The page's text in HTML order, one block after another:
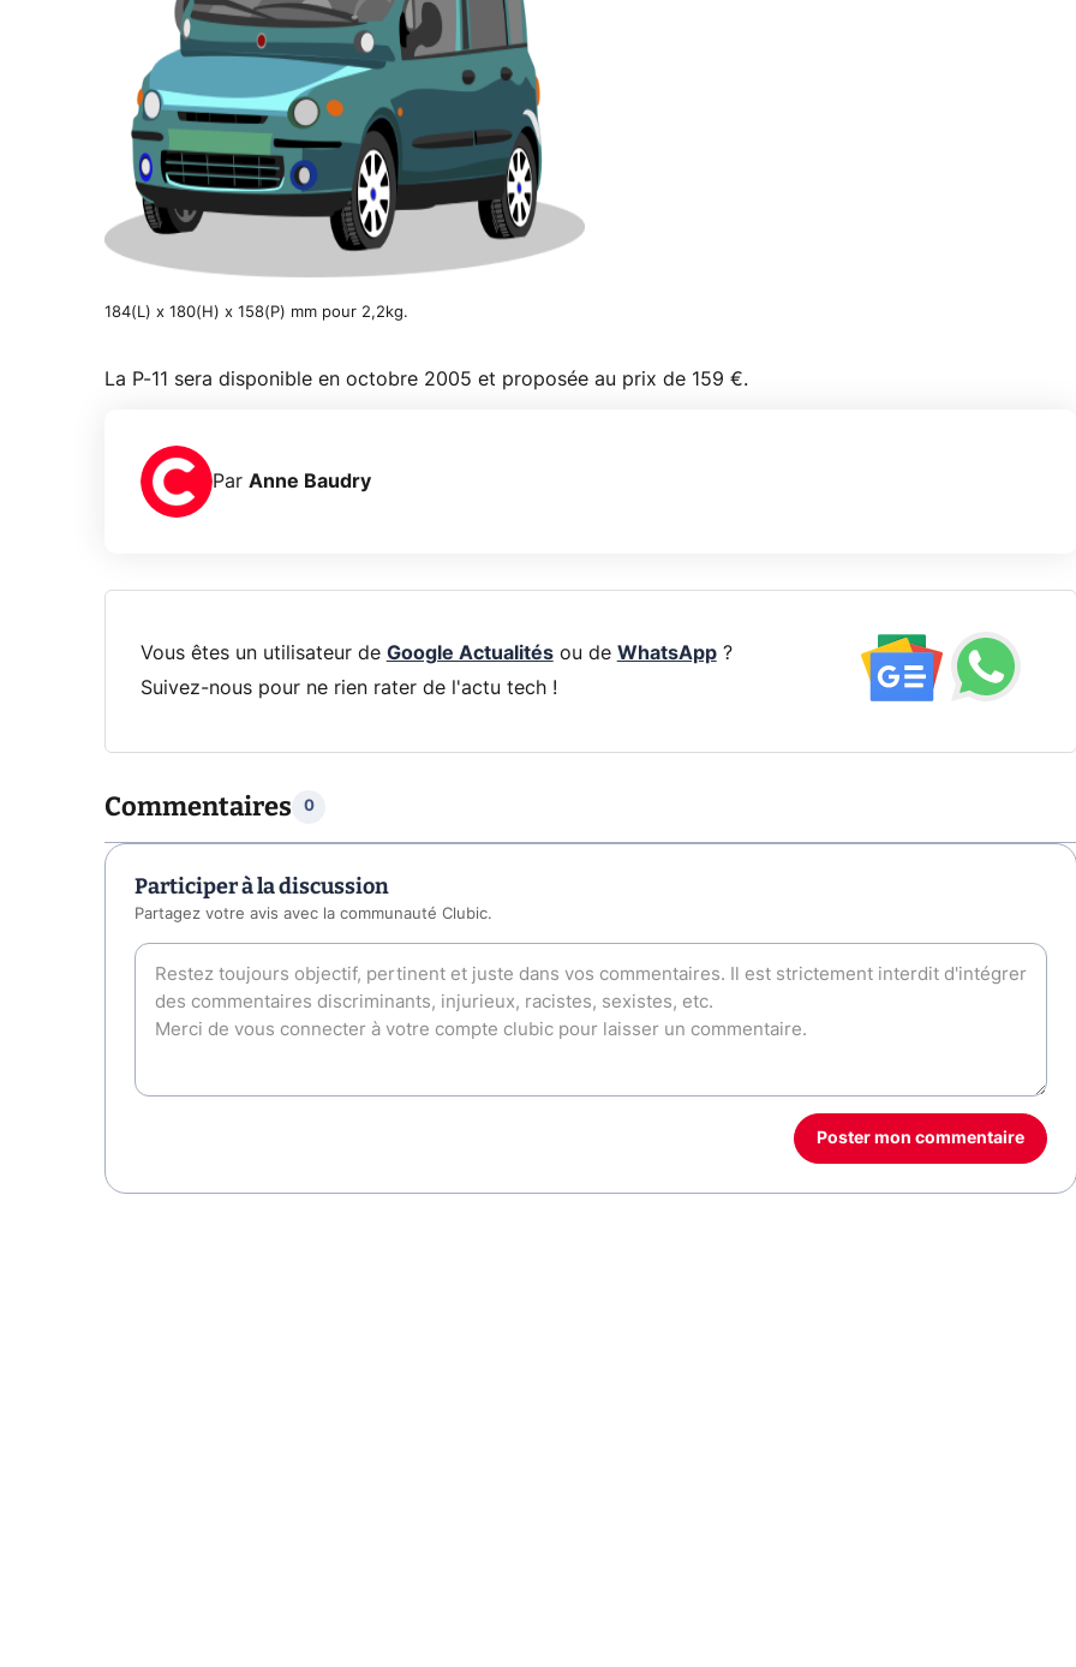
184(L) x 180(H) x 158(P) mm pour 2,2kg.
La P-11 sera disponible en octobre 2005 et proposée au prix de 159 €.
Par Anne Baudry
Vous êtes un utilisateur de Google Actualitésou de WhatsApp?
Suivez-nous pour ne rien rater de l'actu tech !
Commentaires 0
Participer à la discussion
Partagez votre avis avec la communauté Clubic.
Poster mon commentaire